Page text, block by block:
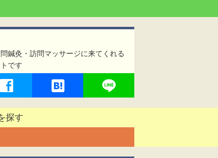
鍼灸・訪問マッサージに来てくれる
です
探す